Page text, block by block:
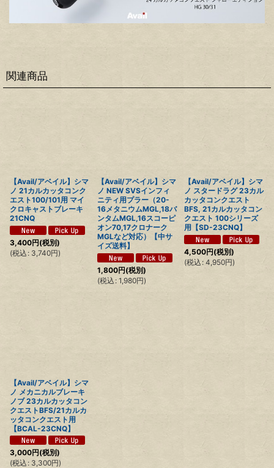
関連商品
【Avail/アベイル】シマ
ノ 21カルカッタコンク
エスト100/101用 マイ
クロキャストブレーキ
21CNQ
3,400円(税別)
(税込 : 3,740円)
【Avail/アベイル】シマ
ノ NEW SVSインフィ
ニティ用プラー（20-
16メタニウムMGL,18バ
ンタムMGL,16スコーピ
オン70,17クロナーク
MGLなど対応）【中サ
イズ送料】
1,800円(税別)
(税込 : 1,980円)
【Avail/アベイル】シマ
ノ スタードラグ 23カル
カッタコンクエスト
BFS, 21カルカッタコン
クエスト 100シリーズ
用【SD-23CNQ】
4,500円(税別)
(税込 : 4,950円)
【Avail/アベイル】シマ
ノ メカニカルブレーキ
ノブ 23カルカッタコン
クエストBFS/21カルカ
ッタコンクエスト用
【BCAL-23CNQ】
3,000円(税別)
(税込 : 3,300円)